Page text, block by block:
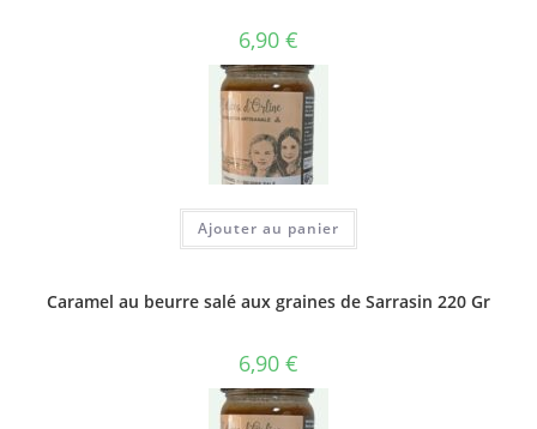
6,90 €
Ajouter au panier
Caramel au beurre salé aux graines de Sarrasin 220 Gr
6,90 €